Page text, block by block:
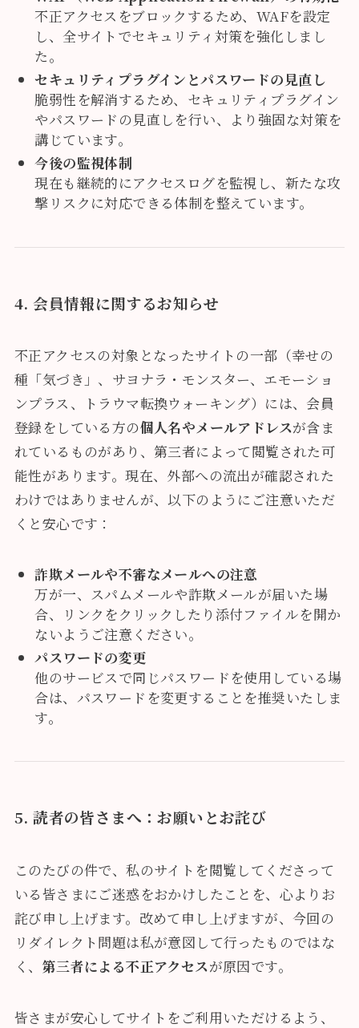
不正アクセスをブロックするため、WAFを設定
し、全サイトでセキュリティ対策を強化しまし
た。
セキュリティプラグインとパスワードの見直し
脆弱性を解消するため、セキュリティプラグイン
やパスワードの見直しを行い、より強固な対策を
講じています。
今後の監視体制
現在も継続的にアクセスログを監視し、新たな攻
撃リスクに対応できる体制を整えています。
4. 会員情報に関するお知らせ
不正アクセスの対象となったサイトの一部（幸せの
種「気づき」、サヨナラ・モンスター、エモーショ
ンプラス、トラウマ転換ウォーキング）には、会員
登録をしている方の個人名やメールアドレスが含ま
れているものがあり、第三者によって閲覧された可
能性があります。現在、外部への流出が確認された
わけではありませんが、以下のようにご注意いただ
くと安心です：
詐欺メールや不審なメールへの注意
万が一、スパムメールや詐欺メールが届いた場
合、リンクをクリックしたり添付ファイルを開か
ないようご注意ください。
パスワードの変更
他のサービスで同じパスワードを使用している場
合は、パスワードを変更することを推奨いたしま
す。
5. 読者の皆さまへ：お願いとお詫び
このたびの件で、私のサイトを閲覧してくださって
いる皆さまにご迷惑をおかけしたことを、心よりお
詫び申し上げます。改めて申し上げますが、今回の
リダイレクト問題は私が意図して行ったものではな
く、 第三者による不正アクセスが原因です。
皆さまが安心してサイトをご利用いただけるよう、